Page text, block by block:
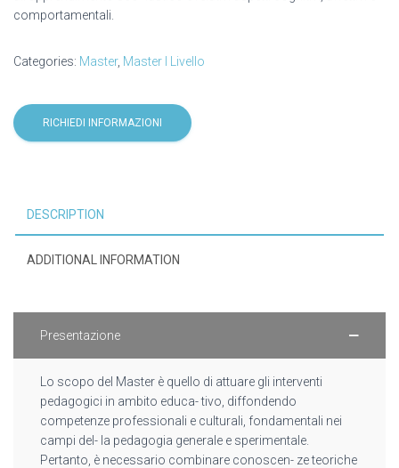
comportamentali.
Categories: Master, Master I Livello
RICHIEDI INFORMAZIONI
DESCRIPTION
ADDITIONAL INFORMATION
Presentazione
Lo scopo del Master è quello di attuare gli interventi
pedagogici in ambito educa- tivo, diffondendo
competenze professionali e culturali, fondamentali nei
campi del- la pedagogia generale e sperimentale.
Pertanto, è necessario combinare conoscen- ze teoriche